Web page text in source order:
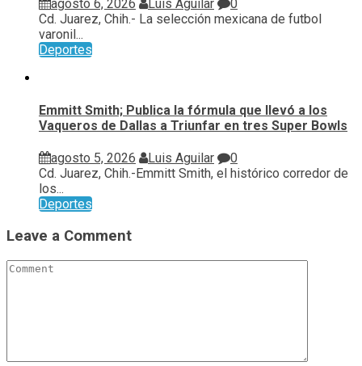
agosto 6, 2026 Luis Aguilar
0
Cd. Juarez, Chih.- La selección mexicana de futbol
varonil...
Deportes
Emmitt Smith; Publica la fórmula que llevó a los
Vaqueros de Dallas a Triunfar en tres Super Bowls
agosto 5, 2026 Luis Aguilar
0
Cd. Juarez, Chih.-Emmitt Smith, el histórico corredor de
los...
Deportes
Leave a Comment